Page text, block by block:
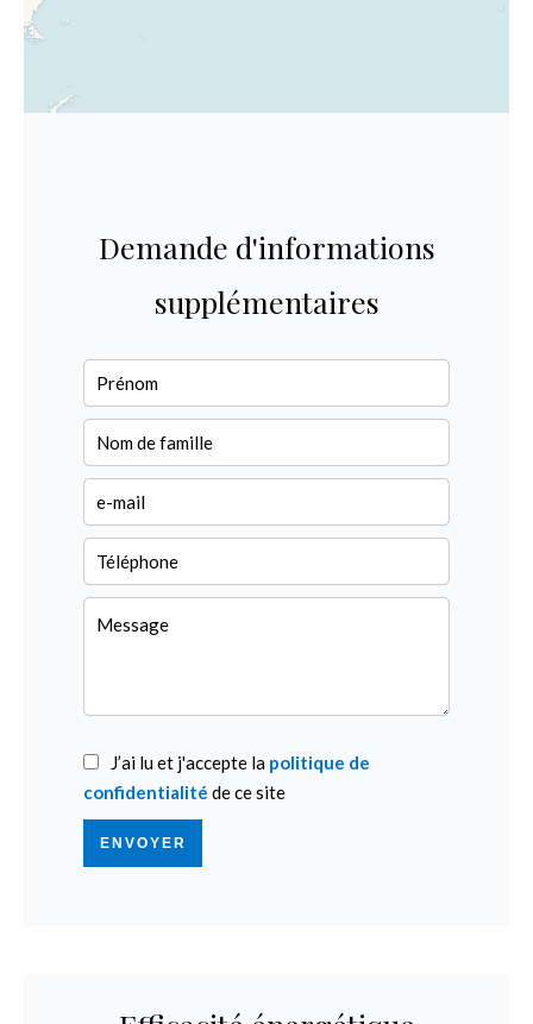
Demande d'informations
supplémentaires
J’ai lu et j'accepte la politique de
confidentialité de ce site
ENVOYER